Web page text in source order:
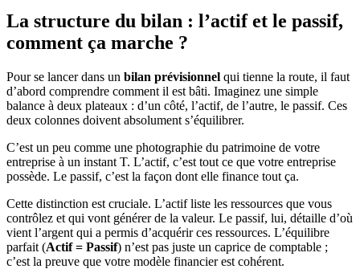
La structure du bilan : l’actif et le passif,
comment ça marche ?
Pour se lancer dans un bilan prévisionnel qui tienne la route, il faut
d’abord comprendre comment il est bâti. Imaginez une simple
balance à deux plateaux : d’un côté, l’actif, de l’autre, le passif. Ces
deux colonnes doivent absolument s’équilibrer.
C’est un peu comme une photographie du patrimoine de votre
entreprise à un instant T. L’actif, c’est tout ce que votre entreprise
possède. Le passif, c’est la façon dont elle finance tout ça.
Cette distinction est cruciale. L’actif liste les ressources que vous
contrôlez et qui vont générer de la valeur. Le passif, lui, détaille d’où
vient l’argent qui a permis d’acquérir ces ressources. L’équilibre
parfait (Actif = Passif) n’est pas juste un caprice de comptable ;
c’est la preuve que votre modèle financier est cohérent.